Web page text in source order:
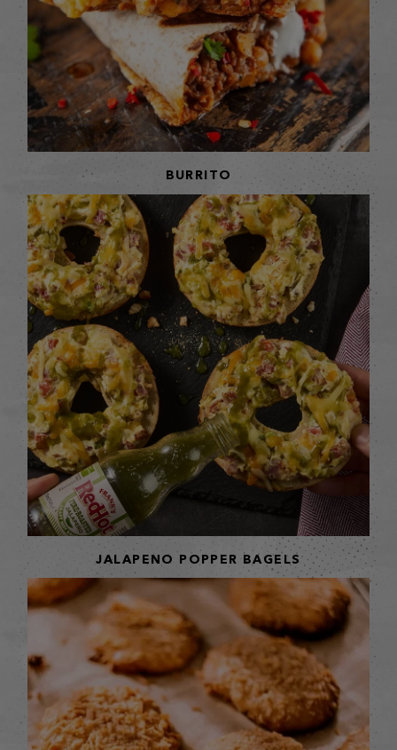
BURRITO
JALAPENO POPPER BAGELS